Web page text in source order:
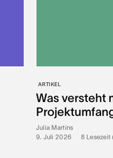
ARTIKEL
Was versteht
Julia Martins
9. Juli 2026
8 Lesezeit